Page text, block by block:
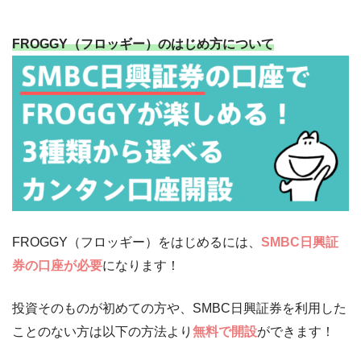
FROGGY（フロッギー）のはじめ方について
FROGGY（フロッギー）をはじめるには、 SMBC日興証
券の口座が必要になります！
投資そのものが初めての方や、SMBC日興証券を利用した
ことのない方は以下の方法より 無料で開設ができます！